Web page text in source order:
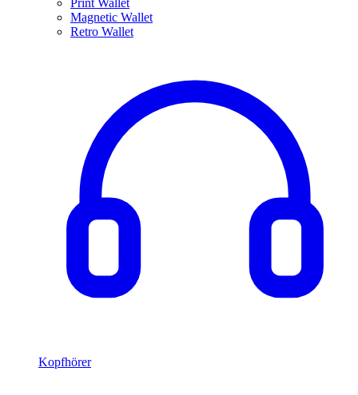
Print Wallet
Magnetic Wallet
Retro Wallet
Kopfhörer